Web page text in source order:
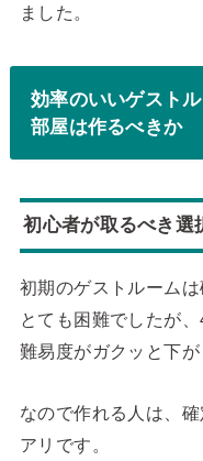
ました。
効率のいいゲスト
部屋は作るべきか
初心者が取るべき選
初期のゲストルーム
とても困難でしたが
難易度がガクッと下が
なので作れる人は、
アリです。